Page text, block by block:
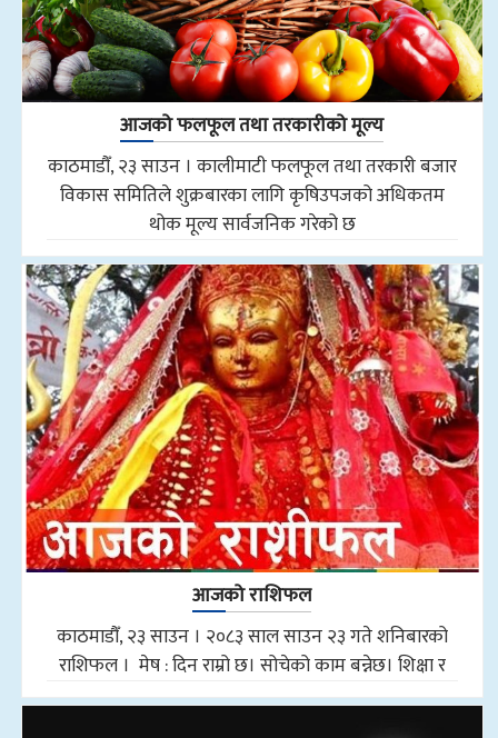
आजको फलफूल तथा तरकारीको मूल्य
काठमाडौँ, २३ साउन । कालीमाटी फलफूल तथा तरकारी बजार
विकास समितिले शुक्रबारका लागि कृषिउपजको अधिकतम
थोक मूल्य सार्वजनिक गरेको छ
आजको राशिफल
काठमाडौँ, २३ साउन । २०८३ साल साउन २३ गते शनिबारको
राशिफल । मेष : दिन राम्रो छ। सोचेको काम बन्नेछ। शिक्षा र